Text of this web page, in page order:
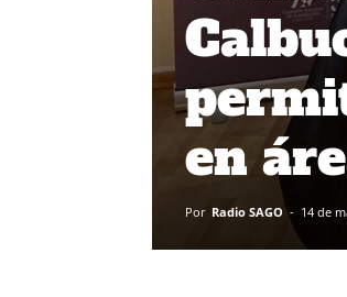
en
Por Radio SAGO - 14 de